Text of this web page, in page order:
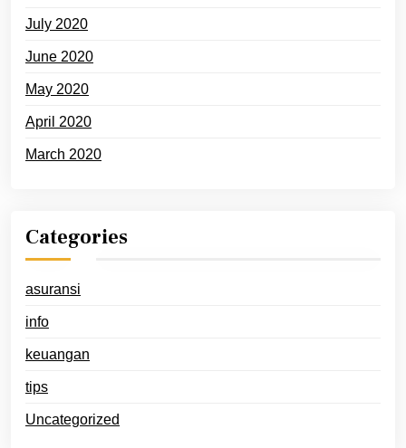
July 2020
June 2020
May 2020
April 2020
March 2020
Categories
asuransi
info
keuangan
tips
Uncategorized